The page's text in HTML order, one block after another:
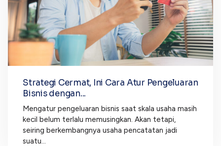
Strategi Cermat, Ini Cara Atur Pengeluaran
Bisnis dengan...
Mengatur pengeluaran bisnis saat skala usaha masih
kecil belum terlalu memusingkan. Akan tetapi,
seiring berkembangnya usaha pencatatan jadi
suatu...